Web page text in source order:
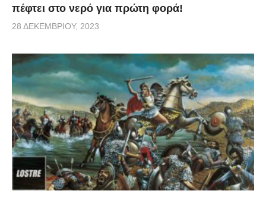
πέφτει στο νερό για πρώτη φορά!
28 ΔΕΚΕΜΒΡΊΟΥ, 2023